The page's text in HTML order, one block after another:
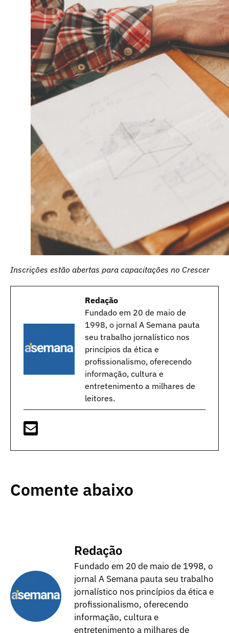
Inscrições estão abertas para capacitações no Crescer
Redação
Fundado em 20 de maio de
1998, o jornal A Semana pauta
seu trabalho jornalístico nos
princípios da ética e
profissionalismo, oferecendo
informação, cultura e
entretenimento a milhares de
leitores.
Comente abaixo
Redação
Fundado em 20 de maio de 1998, o
jornal A Semana pauta seu trabalho
jornalístico nos princípios da ética e
profissionalismo, oferecendo
informação, cultura e
entretenimento a milhares de